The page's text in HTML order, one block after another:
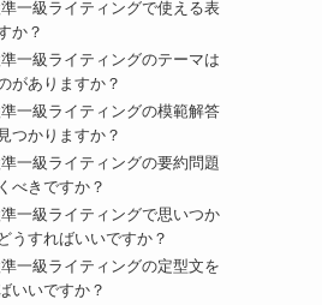
一級ライティングで使える表
か？
一級ライティングのテーマは
がありますか？
一級ライティングの模範解答
つかりますか？
一級ライティングの要約問題
べきですか？
一級ライティングで思いつか
うすればいいですか？
一級ライティングの定型文を
いいですか？